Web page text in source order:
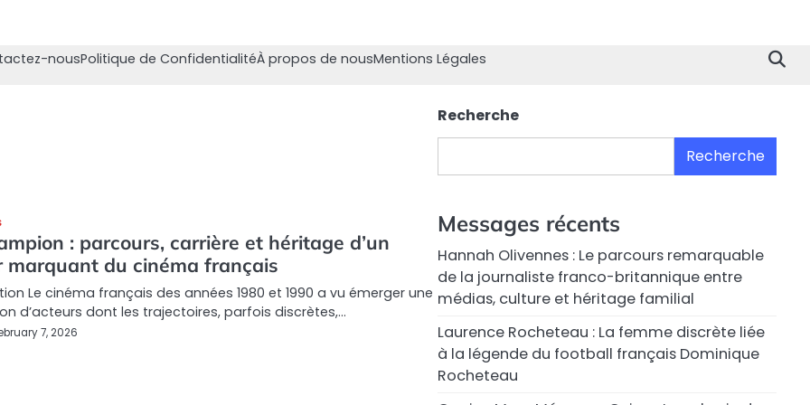
nousPolitique de ConfidentialitéÀ propos de nousMentions Légales
: parcours, carrière et héritage d’un
marquant du cinéma français
Le cinéma français des années 1980 et 1990 a vu émerger une
d’acteurs dont les trajectoires, parfois discrètes,…
7, 2026
Recherche
Recherche
Messages récents
Hannah Olivennes : Le parcours remarquable
de la journaliste franco-britannique entre
médias, culture et héritage familial
Laurence Rocheteau : La femme discrète liée
à la légende du football français Dominique
Rocheteau